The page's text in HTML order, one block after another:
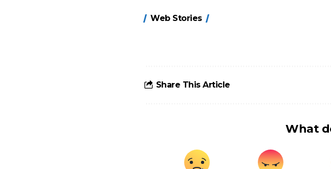
Web Stories
होंगे FASTag के
आसान ट्रिक्स
Share This Article
What